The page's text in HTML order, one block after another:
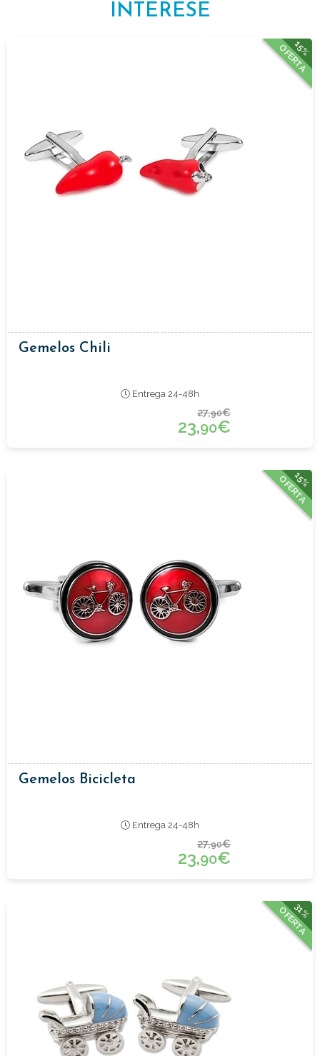
INTERESE
15%
OFERTA
Gemelos Chili
Entrega 24-48h
27,90€
23,90€
15%
OFERTA
Gemelos Bicicleta
Entrega 24-48h
27,90€
23,90€
31%
OFERTA